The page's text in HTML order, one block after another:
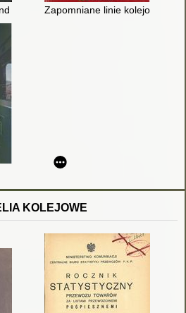
: 20 najpiękniejszych tras kolejowych
Zapomniane linie kolejowe
KOLEJOWE